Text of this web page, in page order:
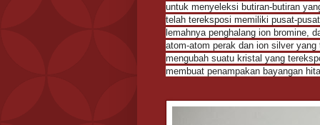
untuk menyeleksi butiran-butiran
telah tereksposi memiliki pusat-
lemahnya penghalang ion bromine,
atom-atom perak dan ion silver
mengubah suatu kristal yang
membuat penampakan bayangan